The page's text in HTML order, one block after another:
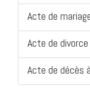
Acte de
Acte de
Acte de décès